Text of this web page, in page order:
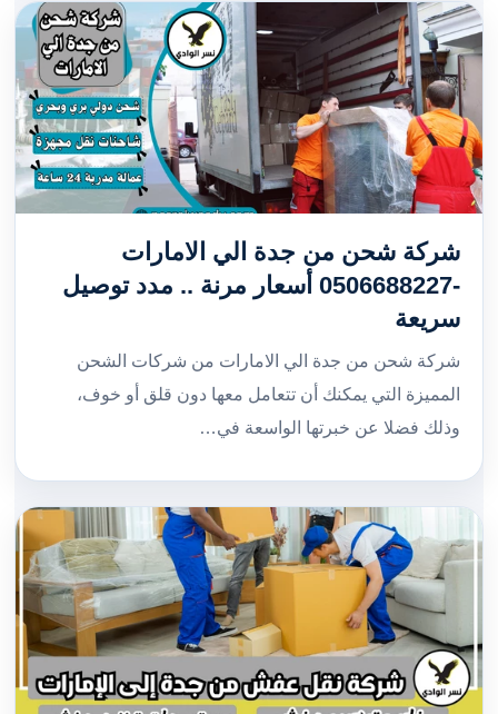
شركة شحن من جدة الي الامارات
-0506688227 أسعار مرنة .. مدد توصيل
سريعة
شركة شحن من جدة الي الامارات من شركات الشحن
المميزة التي يمكنك أن تتعامل معها دون قلق أو خوف،
وذلك فضلا عن خبرتها الواسعة في…